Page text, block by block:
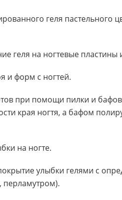
геля пастельного
геля на ногтевые пластины
и форм с ногтей.
при помощи пилки и
края ногтя, а бафом
на ногте.
улыбки гелями с
перламутром).